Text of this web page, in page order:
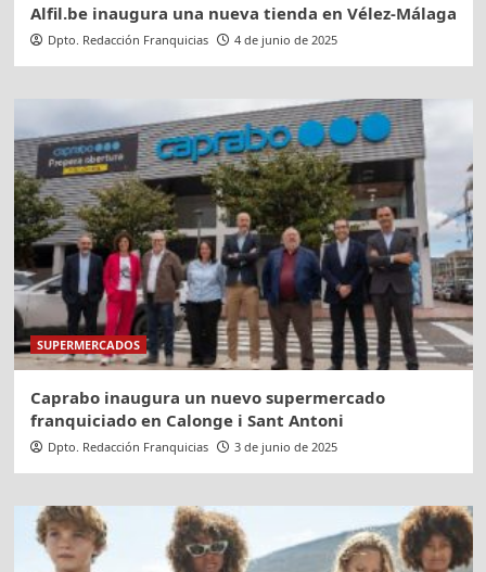
Alfil.be inaugura una nueva tienda en Vélez-Málaga
Dpto. Redacción Franquicias 4 de junio de 2025
SUPERMERCADOS
Caprabo inaugura un nuevo supermercado
franquiciado en Calonge i Sant Antoni
Dpto. Redacción Franquicias 3 de junio de 2025